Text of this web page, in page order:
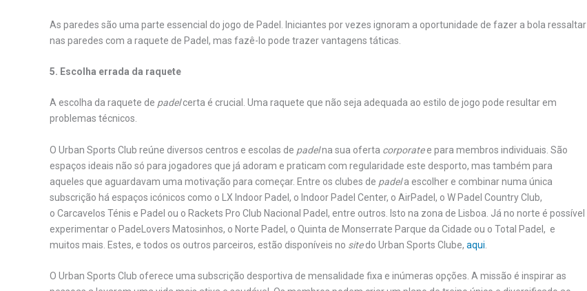
As paredes são uma parte essencial do jogo de Padel. Iniciantes por vezes ignoram a oportunidade de fazer a bola ressaltar
nas paredes com a raquete de Padel, mas fazê-lo pode trazer vantagens táticas.
5. Escolha errada da raquete
A escolha da raquete de padelcerta é crucial. Uma raquete que não seja adequada ao estilo de jogo pode resultar em
problemas técnicos.
O Urban Sports Club reúne diversos centros e escolas de padelna sua oferta corporatee para membros individuais. São
espaços ideais não só para jogadores que já adoram e praticam com regularidade este desporto, mas também para
aqueles que aguardavam uma motivação para começar. Entre os clubes de padela escolher e combinar numa única
subscrição há espaços icónicos como o LX Indoor Padel, o Indoor Padel Center, o AirPadel, o W Padel Country Club,
o Carcavelos Ténis e Padel ou o Rackets Pro Club Nacional Padel, entre outros. Isto na zona de Lisboa. Já no norte é possível
experimentar o PadeLovers Matosinhos, o Norte Padel, o Quinta de Monserrate Parque da Cidade ou o Total Padel, e
muitos mais. Estes, e todos os outros parceiros, estão disponíveis no sitedo Urban Sports Clube, aqui
O Urban Sports Club oferece uma subscrição desportiva de mensalidade fixa e inúmeras opções. A missão é inspirar as